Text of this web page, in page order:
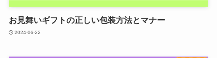
お見舞いギフトの正しい包装方法とマナー
2024-06-22